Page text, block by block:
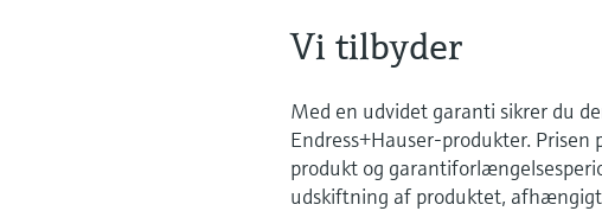
Vi tilbyder
Med en udvidet garanti sikrer du
Endress+Hauser-produkter.
produkt og
udskiftning af produktet,